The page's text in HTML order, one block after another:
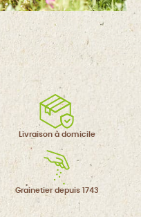
Livraison à domicile
Grainetierdepuis 1743